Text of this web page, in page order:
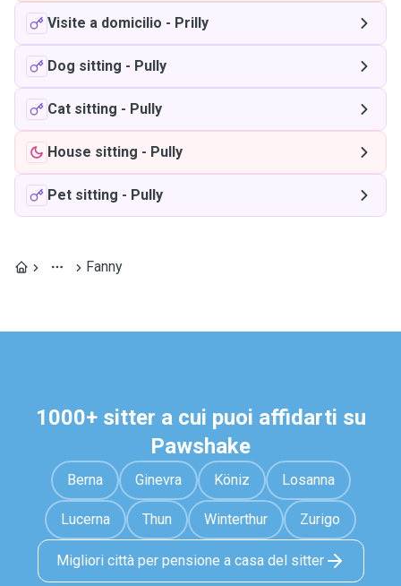
Visite a domicilio - Prilly
Dog sitting - Pully
Cat sitting - Pully
House sitting - Pully
Pet sitting - Pully
Fanny
1000+ sitter a cui puoi affidarti su
Pawshake
Berna Ginevra Köniz Losanna
Lucerna Thun Winterthur Zurigo
Migliori città per pensione a casa del sitter